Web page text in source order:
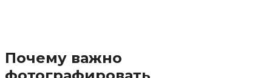
Почему важно